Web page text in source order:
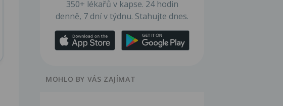
350+ lékařů v kapse. 24 hodin
denně, 7 dní v týdnu. Stahujte dnes.
MOHLO BY VÁS ZAJÍMAT